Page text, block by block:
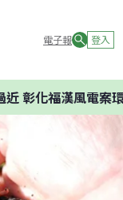
電子報 登入
福漢風電案環委